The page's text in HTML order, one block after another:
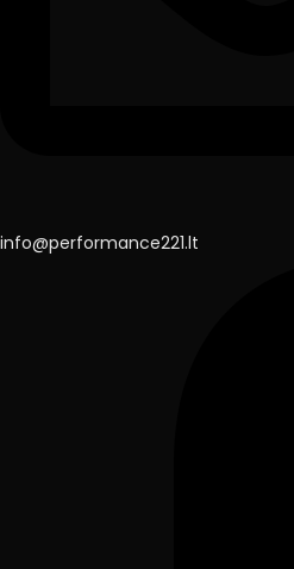
info@performance221.lt